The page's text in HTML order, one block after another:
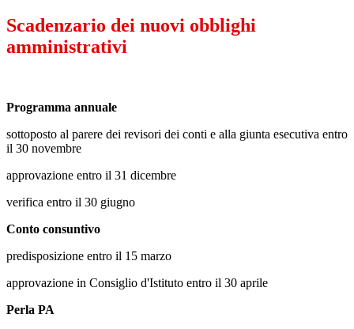
Scadenzario dei nuovi obblighi
amministrativi
Programma annuale
sottoposto al parere dei revisori dei conti e alla giunta esecutiva entro
il 30 novembre
approvazione entro il 31 dicembre
verifica entro il 30 giugno
Conto consuntivo
predisposizione entro il 15 marzo
approvazione in Consiglio d'Istituto entro il 30 aprile
Perla PA